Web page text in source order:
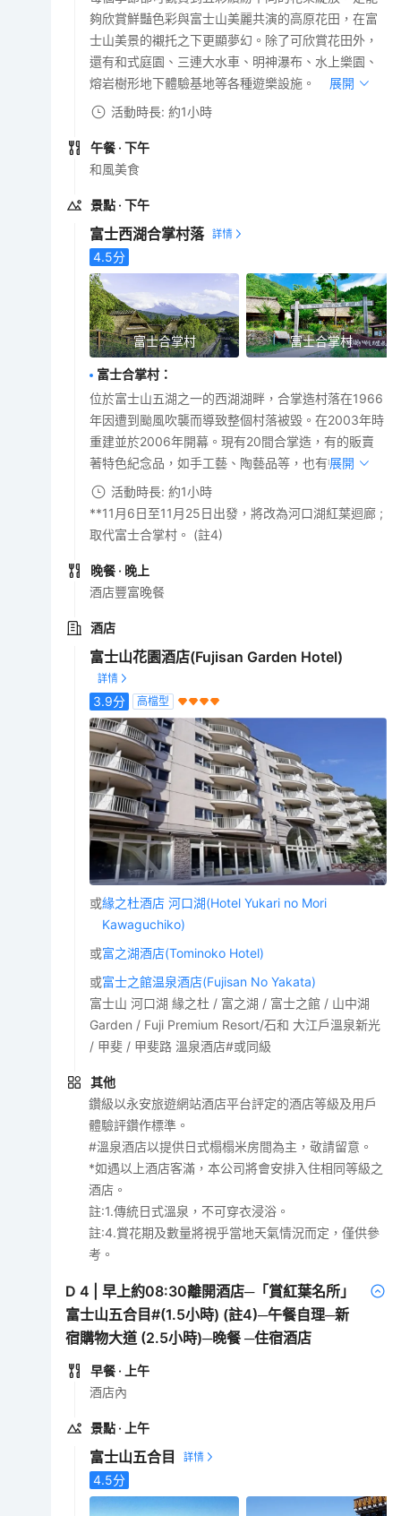
夠欣賞鮮豔色彩與富士山美麗共演的高原花田，在富
士山美景的襯托之下更顯夢幻。除了可欣賞花田外，
還有和式庭園、三連大水車、明神瀑布、水上樂園、
熔岩樹形地下體驗基地等各種遊樂設施。
展開
活動時長: 約1小時
午餐 · 下午
和風美食
景點 · 下午
富士西湖合掌村落
4.5分
富士合掌村 富士合掌村
富士合掌村 ：
位於富士山五湖之一的西湖湖畔，合掌造村落在1966
年因遭到颱風吹襲而導致整個村落被毀。在2003年時
重建並於2006年開幕。現有20間合掌造，有的販賣
著特色紀念品，如手工藝、陶藝品等，也有餐廳。
展開
活動時長: 約1小時
**11月6日至11月25日出發，將改為河口湖紅葉迴廊 ;
取代富士合掌村。 (註4)
晚餐 · 晚上
酒店豐富晚餐
酒店
富士山花園酒店(Fujisan Garden Hotel)
3.9分 高檔型
或緣之杜酒店 河口湖(Hotel Yukari no Mori
Kawaguchiko)
或富之湖酒店(Tominoko Hotel)
或富士之館温泉酒店(Fujisan No Yakata)
富士山 河口湖 緣之杜 / 富之湖 / 富士之館 / 山中湖
Garden / Fuji Premium Resort/石和 大江戶溫泉新光
/ 甲斐 / 甲斐路 溫泉酒店#或同級
其他
鑽級以永安旅遊網站酒店平台評定的酒店等級及用戶
體驗評鑽作標準。
#溫泉酒店以提供日式榻榻米房間為主，敬請留意。
*如遇以上酒店客滿，本公司將會安排入住相同等級之
酒店。
註:1.傳統日式溫泉，不可穿衣浸浴。
註:4.賞花期及數量將視乎當地天氣情況而定，僅供參
考。
D4 |早上約08:30離開酒店─「賞紅葉名所」
富士山五合目#(1.5小時) (註4)─午餐自理─新
宿購物大道 (2.5小時)─晚餐 ─住宿酒店
早餐 · 上午
酒店內
景點 · 上午
富士山五合目
4.5分